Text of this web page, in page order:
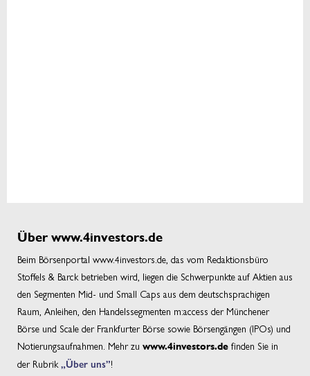
Über www.4investors.de
Beim Börsenportal www.4investors.de, das vom Redaktionsbüro
Stoffels & Barck betrieben wird, liegen die Schwerpunkte auf Aktien aus
den Segmenten Mid- und Small Caps aus dem deutschsprachigen
Raum, Anleihen, den Handelssegmenten m:access der Münchener
Börse und Scale der Frankfurter Börse sowie Börsengängen (IPOs) und
Notierungsaufnahmen. Mehr zu www.4investors.de finden Sie in
der Rubrik„Über uns”!